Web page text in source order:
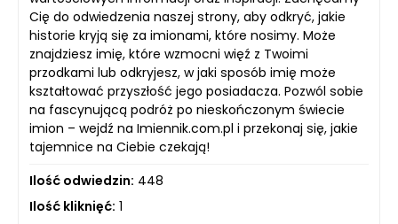
Cię do odwiedzenia naszej strony, aby odkryć, jakie
historie kryją się za imionami, które nosimy. Może
znajdziesz imię, które wzmocni więź z Twoimi
przodkami lub odkryjesz, w jaki sposób imię może
kształtować przyszłość jego posiadacza. Pozwól sobie
na fascynującą podróż po nieskończonym świecie
imion – wejdź na Imiennik.com.pl i przekonaj się, jakie
tajemnice na Ciebie czekają!
Ilość odwiedzin: 448
Ilość kliknięć: 1